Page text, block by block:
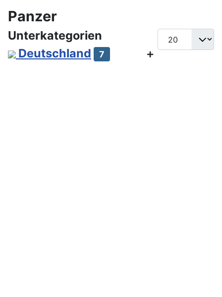
Panzer
Anzeige #
Unterkategorien
Deutschland
7